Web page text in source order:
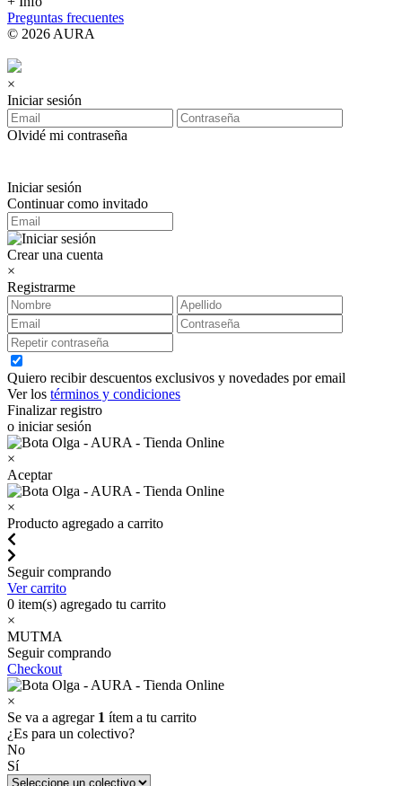
Preguntas frecuentes
© 2026 AURA
×
Iniciar sesión
Olvidé mi contraseña
Iniciar sesión
Continuar como invitado
Crear una cuenta
×
Registrarme
Quiero recibir descuentos exclusivos y novedades por email
Ver los términos y condiciones
Finalizar registro
o iniciar sesión
×
Aceptar
×
Producto agregado a carrito
Seguir comprando
Ver carrito
0 item(s) agregado tu carrito
×
MUTMA
Seguir comprando
Checkout
×
Se va a agregar 1 ítem a tu carrito
¿Es para un colectivo?
No
Sí